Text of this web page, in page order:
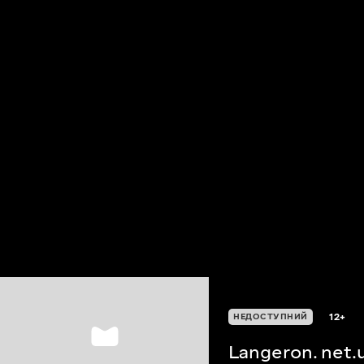
НЕДОСТУПНИЙ 12+
Langeron.